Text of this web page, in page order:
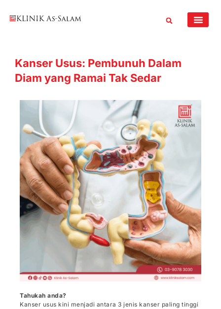
Kanser Usus: Pembunuh Dalam
Diam yang Ramai Tak Sedar
Tahukah anda?
Kanser usus kini menjadi antara 3 jenis kanser paling tinggi